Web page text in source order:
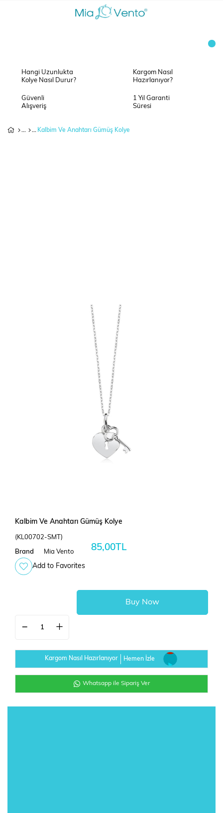
Hangi Uzunlukta
Kolye Nasıl Durur?
Kargom Nasıl
Hazırlanıyor?
Güvenli
Alışveriş
1 Yıl Garanti
Süresi
Kalbim Ve Anahtarı Gümüş Kolye
Kalbim Ve Anahtarı Gümüş Kolye
(KL00702-SMT)
Brand Mia Vento 85,00TL
Add to Favorites
Kargom Nasıl Hazırlanıyor Hemen İzle
Whatsapp ile Sipariş Ver